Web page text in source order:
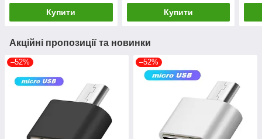
Купити Купити
Акційні пропозиції та новинки
–52% –52%